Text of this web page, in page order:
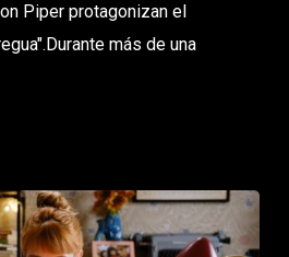
Piper protagonizan el
más de una